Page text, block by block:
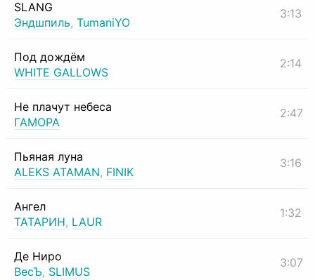
SLANG
Эндшпиль, TumaniYO
3:13
Под дождём
WHITE GALLOWS
2:14
Не плачут небеса
ГАМОРА
2:47
Пьяная луна
ALEKS ATAMAN, FINIK
3:16
Ангел
ТАТАРИН, LAUR
1:32
Де Ниро
ВесЪ, SLIMUS
3:07